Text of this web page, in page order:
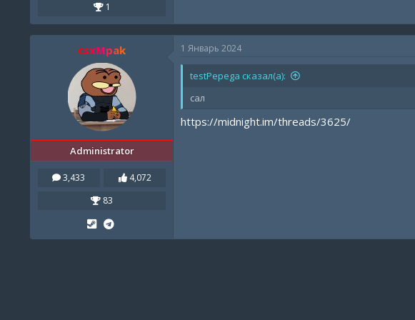
1
csxMpak
Administrator
3,433
4,072
83
1 Январь 2024
testPepega сказал(а):
сал
https://midnight.im/threads/3625/